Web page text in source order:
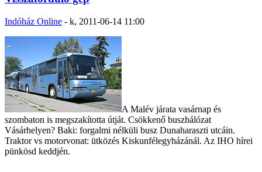
Indóház Online - k, 2011-06-14 11:00
A Malév járata vasárnap és
szombaton is megszakította útját. Csökkenő buszhálózat
Vásárhelyen? Baki: forgalmi nélküli busz Dunaharaszti utcáin.
Traktor vs motorvonat: ütközés Kiskunfélegyházánál. Az IHO hírei
pünkösd keddjén.